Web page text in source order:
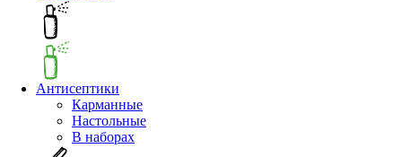
Антисептики
Карманные
Настольные
В наборах